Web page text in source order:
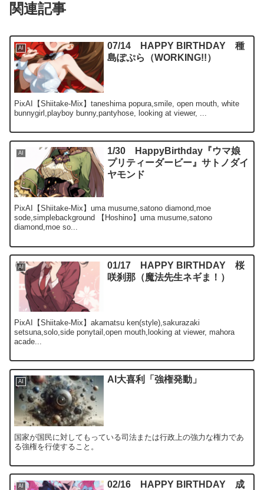
関連記事
AI
07/14 HAPPY BIRTHDAY 種
島ぽぷら（WORKING!!）
PixAI【Shiitake-Mix】taneshima popura,smile, open mouth, white
bunnygirl,playboy bunny,pantyhose, looking at viewer, ...
AI
1/30 HappyBirthday『ウマ娘
プリティーダービー』サトノダイ
ヤモンド
PixAI【Shiitake-Mix】uma musume,satono diamond,moe
sode,simplebackground 【Hoshino】uma musume,satono
diamond,moe so...
AI
01/17 HAPPY BIRTHDAY 桜
咲刹那（魔法先生ネギま！）
PixAI【Shiitake-Mix】akamatsu ken(style),sakurazaki
setsuna,solo,side ponytail,open mouth,looking at viewer, mahora
acade...
AI AI大喜利「強権発動」
国家が国民に対してもっている司法または行政上の強力な権力であ
る強権を行使すること。
AI
02/16 HAPPY BIRTHDAY 成